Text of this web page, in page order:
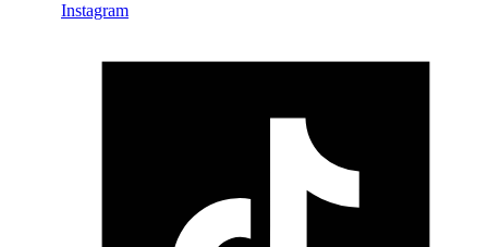
Instagram